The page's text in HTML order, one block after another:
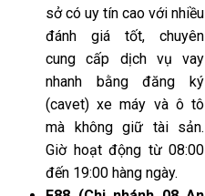
sở có uy tín cao với nhiều
đánh giá tốt, chuyên
cung cấp dịch vụ vay
nhanh bằng đăng ký
(cavet) xe máy và ô tô
mà không giữ tài sản.
Giờ hoạt động từ 08:00
đến 19:00 hàng ngày.